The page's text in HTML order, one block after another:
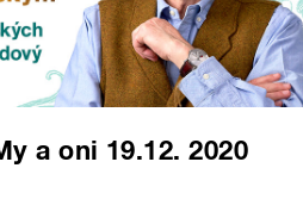
a oni 19.12. 2020